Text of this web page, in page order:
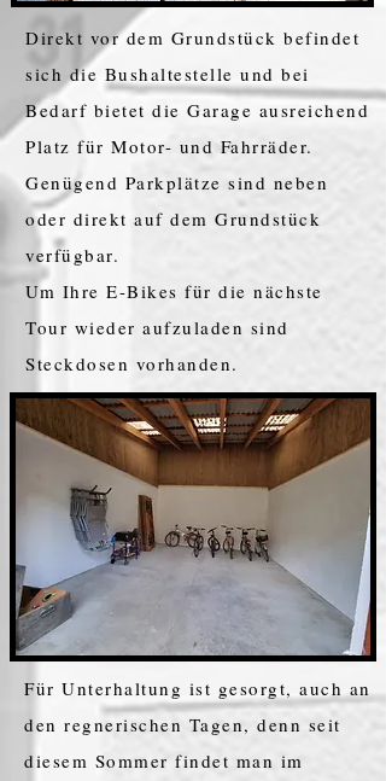
Direkt vor dem Grundstück befindet
sich die Bushaltestelle und bei
Bedarf bietet die Garage ausreichend
Platz für Motor- und Fahrräder.
Genügend Parkplätze sind neben
oder direkt auf dem Grundstück
verfügbar.
Um Ihre E-Bikes für die nächste
Tour wieder aufzuladen sind
Steckdosen vorhanden.
Für Unterhaltung ist gesorgt, auch an
den regnerischen Tagen, denn seit
diesem Sommer findet man im